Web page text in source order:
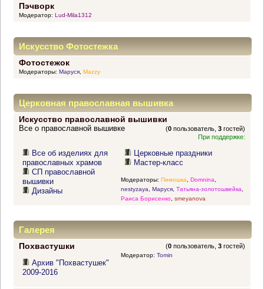
Пэчворк
Модератор: Lud-Mila1312
Искусство Фотостежка
Фотостежок
Модераторы: Маруся, Mazzy
Церковная православная вышивка
Искусство православной вышивки
(0 пользователь,3 гостей)
Все о православной вышивке
При поддержке:
Все об изделиях для
православных храмов
СП православной
вышивки
Дизайны
Церковные праздники
Мастер-класс
Модераторы: Пимошка Domnina
nestyzaya
Маруся, Татьяна-золотошвейка
Раиса Борисенко, smeyanova
Галерея
Похвастушки (0 пользователь,3 гостей)
Архив "Похвастушек"
2009-2016
Модератор: Tomin